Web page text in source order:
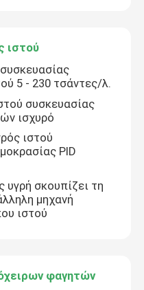
φαγητών
συσκευών
συσκευασίας
ιστού
5 - 230 τσάντες/λ.
συσκευασίας
ισχυρό
ιστού
PID
υγρή σκουπίζει τη
μηχανή
ιστού
φαγητών